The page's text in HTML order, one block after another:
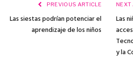
PREVIOUS ARTICLE
Las siestas podrían potenciar el
aprendizaje de los niños
NEXT
Las
y la